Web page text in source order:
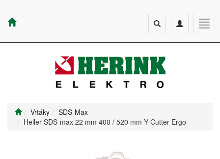
Toggle
navigation
Toggle
search
Vrtáky
SDS-Max
Heller SDS-max 22 mm 400 / 520 mm Y-Cutter Ergo